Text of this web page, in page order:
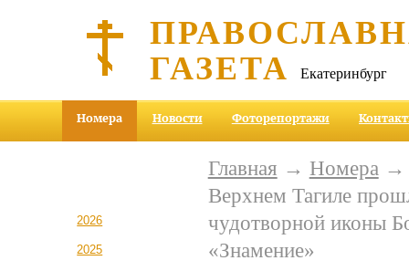
ГАЗЕТА Екатеринбург
Номера Новости Фоторепортажи
2026
2025
Главная → Номера
Верхнем Тагиле
чудотворной иконы
«Знамение»